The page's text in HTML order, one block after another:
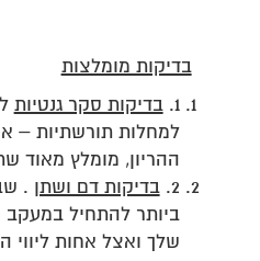
בדיקות מומלצות
1. בדיקות סקר גנטיות
למחלות תורשתיות –
ההריון, מומלץ מאוד
2.
בדיקות דם ושתן
ביותר להתחיל במעקב
שלך ואצל אחות ליווי